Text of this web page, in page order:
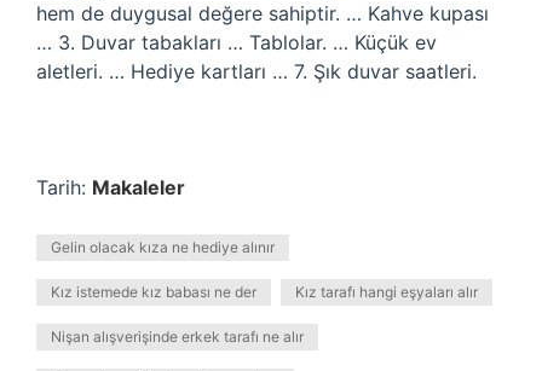
hem de duygusal değere sahiptir. … Kahve kupası
… 3. Duvar tabakları … Tablolar. … Küçük ev
aletleri. … Hediye kartları … 7. Şık duvar saatleri.
Tarih: Makaleler
Gelin olacak kıza ne hediye alınır
Kız istemede kız babası ne der Kız tarafı hangi eşyaları alır
Nişan alışverişinde erkek tarafı ne alır